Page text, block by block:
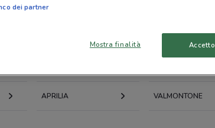
APRILIA VALMONTONE
dei partner
Mostra finalità Accetto